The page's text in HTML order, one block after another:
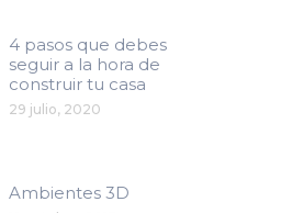
4 pasos que debes
seguir a la hora de
construir tu casa
29 julio, 2020
Ambientes 3D